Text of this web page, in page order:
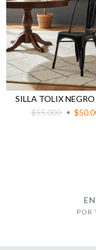
SILLA TOLIX
$55.000
POR